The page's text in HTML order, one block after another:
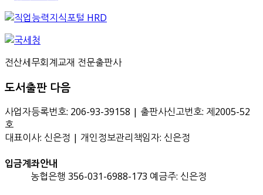
전산세무회계교재 전문출판사
도서출판 다음
사업자등록번호: 206-93-39158 | 출판사신고번호: 제2005-52
호
대표이사: 신은정 | 개인정보관리책임자: 신은정
입금계좌안내
농협은행 356-031-6988-173 예금주: 신은정